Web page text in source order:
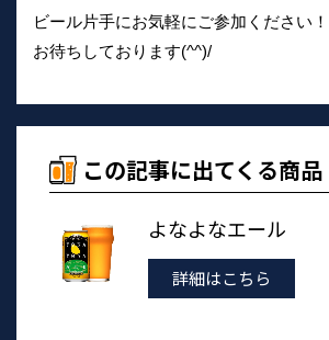
ビール片手にお気軽にご参加ください！
お待ちしております(^^)/
この記事に出てくる商品
よなよなエール
詳細はこちら